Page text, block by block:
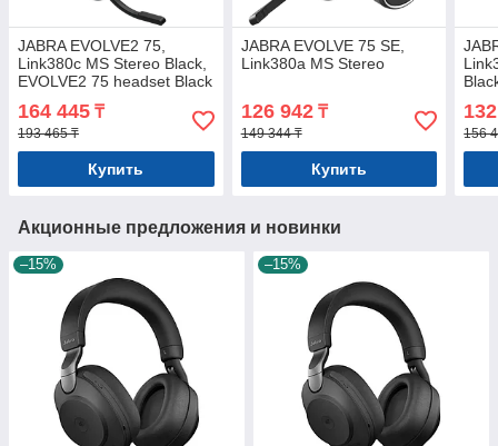
JABRA EVOLVE2 75,
Link380c MS Stereo Black,
EVOLVE2 75 headset Black
USB-C MS,1.2m USB
164 445 ₸
193 465 ₸
Купить
JABRA EVOLVE 75 SE,
Link380a MS Stereo
126 942₸
149 344 ₸
Купить
156
Акционные предложения и новинки
–15% –15%